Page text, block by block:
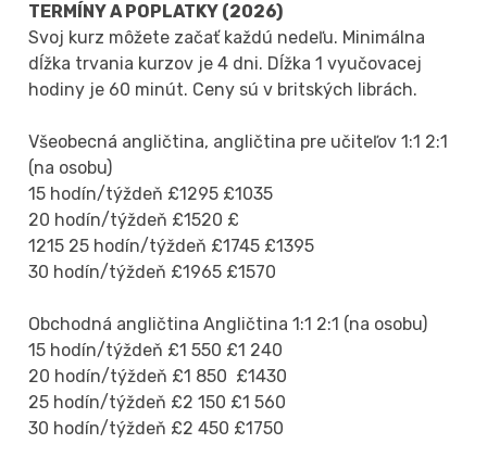
TERMÍNY A POPLATKY (2026)
Svoj kurz môžete začať každú nedeľu. Minimálna
dĺžka trvania kurzov je 4 dni. Dĺžka 1 vyučovacej
hodiny je 60 minút. Ceny sú v britských librách.
Všeobecná angličtina, angličtina pre učiteľov 1:1 2:1
(na osobu)
15 hodín/týždeň £1295 £1035
20 hodín/týždeň £1520 £
1215 25 hodín/týždeň £1745 £1395
30 hodín/týždeň £1965 £1570
Obchodná angličtina Angličtina 1:1 2:1 (na osobu)
15 hodín/týždeň £1 550 £1 240
20 hodín/týždeň £1 850 £1430
25 hodín/týždeň £2 150 £1 560
30 hodín/týždeň £2 450 £1750